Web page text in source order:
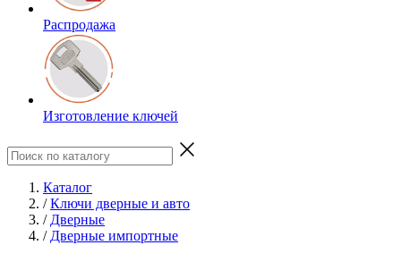
Распродажа
Изготовление ключей
Каталог
/ Ключи дверные и авто
/ Дверные
/ Дверные импортные